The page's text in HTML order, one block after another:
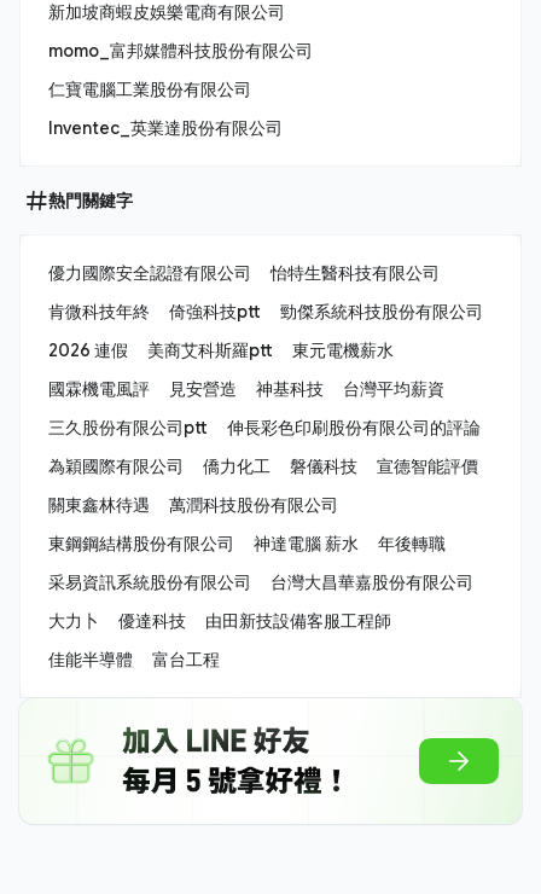
新加坡商蝦皮娛樂電商有限公司
momo_富邦媒體科技股份有限公司
仁寶電腦工業股份有限公司
Inventec_英業達股份有限公司
熱門關鍵字
優力國際安全認證有限公司
怡特生醫科技有限公司
肯微科技年終
倚強科技ptt
勁傑系統科技股份有限公司
2026 連假
美商艾科斯羅ptt
東元電機薪水
國霖機電風評
見安營造 神基科技
台灣平均薪資
三久股份有限公司ptt
伸長彩色印刷股份有限公司的評論
為穎國際有限公司
僑力化工 磐儀科技
宣德智能評價
關東鑫林待遇
萬潤科技股份有限公司
東鋼鋼結構股份有限公司
神達電腦 薪水
年後轉職
采易資訊系統股份有限公司
台灣大昌華嘉股份有限公司
大力卜
優達科技
由田新技設備客服工程師
佳能半導體
富台工程